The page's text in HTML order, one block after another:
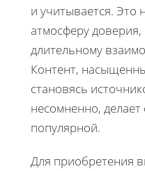
и учитывается. Это
атмосферу доверия,
длительному
Контент,
становясь
несомненно,
популярной.
Для приобретения